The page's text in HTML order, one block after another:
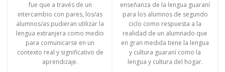
fue que a través de un
intercambio con pares, los/as
alumnos/as pudieran utilizar la
lengua extranjera como medio
para comunicarse en un
contexto real y significativo de
aprendizaje.
enseñanza de la lengua guaraní
para los alumnos de segundo
ciclo como respuesta a la
realidad de un alumnado que
en gran medida tiene la lengua
y cultura guaraní como la
lengua y cultura del hogar.